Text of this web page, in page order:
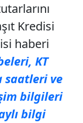
Kredisi
haberi
KT
saatleri ve
bilgileri
bilgi